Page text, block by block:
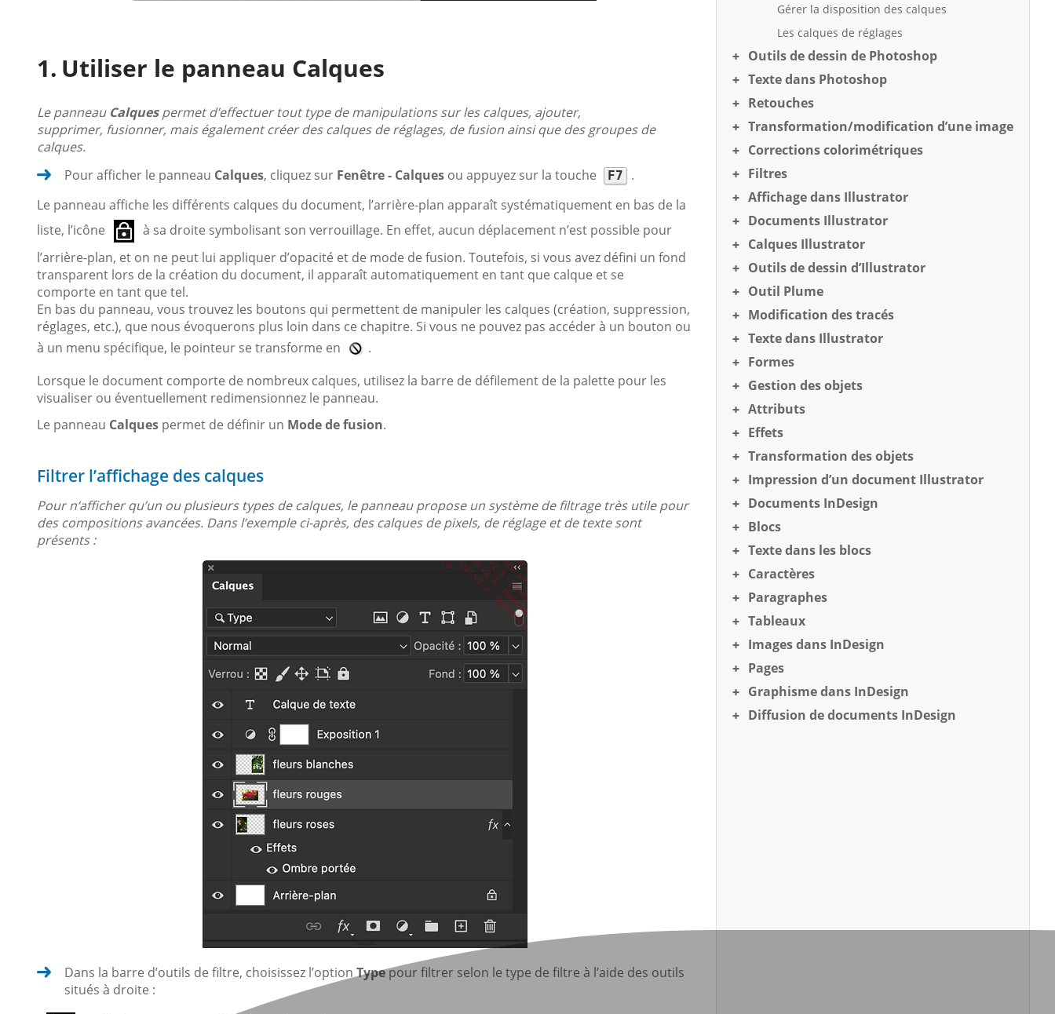
Utiliser le panneau Calques
Le panneau Calquespermet d’effectuer tout type de manipulations sur les calques, ajouter,
supprimer, fusionner, mais également créer des calques de réglages, de fusion ainsi que des groupes de
calques.
Pour afficher le panneau Calques, cliquez sur Fenêtre - Calques ou appuyez sur la touche F7
.
Le panneau affiche les différents calques du document, l’arrière-plan apparaît systématiquement en bas de la
liste, l’icône
à sa droite symbolisant son verrouillage. En effet, aucun déplacement n’est possible pour
l’arrière-plan, et on ne peut lui appliquer d’opacité et de mode de fusion. Toutefois, si vous avez défini un fond
transparent lors de la création du document, il apparaît automatiquement en tant que calque et se
comporte en tant que tel.
En bas du panneau, vous trouvez les boutons qui permettent de manipuler les calques (création, suppression,
réglages, etc.), que nous évoquerons plus loin dans ce chapitre. Si vous ne pouvez pas accéder à un bouton ou
à un menu spécifique, le pointeur se transforme en
.
Lorsque le document comporte de nombreux calques, utilisez la barre de défilement de la palette pour les
visualiser ou éventuellement redimensionnez le panneau.
Le panneau Calques permet de définir un Mode de fusion.
Filtrer l’affichage des calques
Pour n‘afficher qu’un ou plusieurs types de calques, le panneau propose un système de filtrage très utile pour
des compositions avancées. Dans l’exemple ci-après, des calques de pixels, de réglage et de texte sont
présents :
Dans la barre d’outils de filtre, choisissez l’optionTypepour filtrer selon le type de filtre à l’aide des outils
situés à droite :
Gérer la disposition des calques
Les calques de réglages
Outils de dessin de Photoshop
Texte dans Photoshop
Retouches
Transformation/modification d’une image
Corrections colorimétriques
Filtres
Affichage dans Illustrator
Documents Illustrator
Calques Illustrator
Outils de dessin d’Illustrator
Outil Plume
Modification des tracés
Texte dans Illustrator
Formes
Gestion des objets
Attributs
Effets
Transformation des objets
Impression d’un document Illustrator
Documents InDesign
Blocs
Texte dans les blocs
Caractères
Paragraphes
Tableaux
Images dans InDesign
Pages
Graphisme dans InDesign
Diffusion de documents InDesign